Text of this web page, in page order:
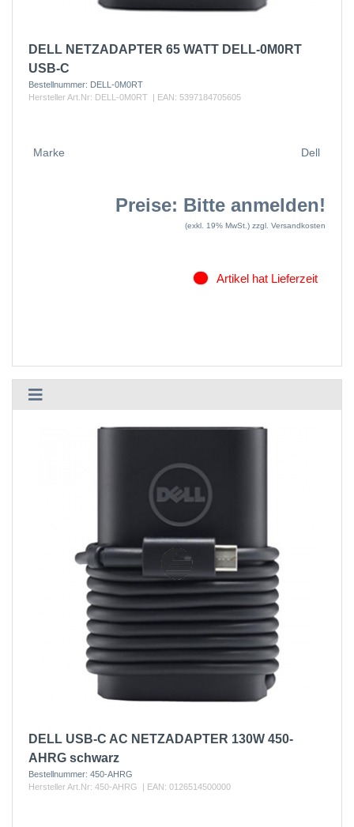
DELL NETZADAPTER 65 WATT DELL-0M0RT
USB-C
Bestellnummer: DELL-0M0RT
Hersteller Art.Nr: DELL-0M0RT | EAN: 5397184705605
Marke Dell
Preise: Bitte anmelden!
(exkl. 19% MwSt.) zzgl. Versandkosten
Artikel hat Lieferzeit
DELL USB-C AC NETZADAPTER 130W 450-
AHRG schwarz
Bestellnummer: 450-AHRG
Hersteller Art.Nr: 450-AHRG | EAN: 0126514500000